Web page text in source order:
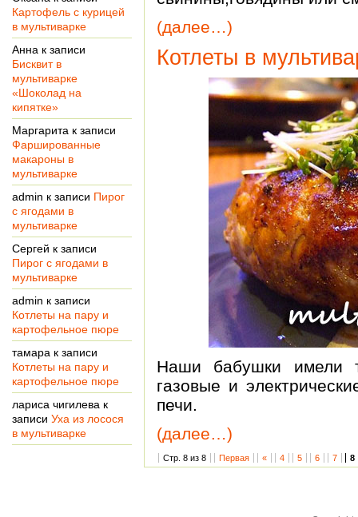
Картофель с курицей
в мультиварке
Анна к записи
Бисквит в
мультиварке
«Шоколад на
кипятке»
Маргарита к записи
Фаршированные
макароны в
мультиварке
admin к записи Пирог
с ягодами в
мультиварке
Сергей к записи
Пирог с ягодами в
мультиварке
admin к записи
Котлеты на пару и
картофельное пюре
тамара к записи
Котлеты на пару и
картофельное пюре
лариса чигилева к
записи Уха из лосося
в мультиварке
(далее…)
Котлеты в
Наши бабушки имели
газовые и
печи.
(далее…)
Стр. 8 из 8 Первая « 4 5 6 7 8